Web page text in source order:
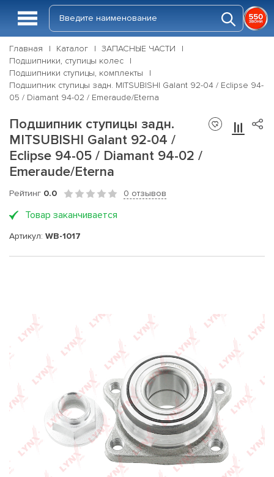
Главная Каталог
ЗАПАСНЫЕ ЧАСТИ
Подшипники, ступицы колес
Подшипники ступицы, комплекты
Подшипник ступицы задн. MITSUBISHI Galant 92-04 / Eclipse 94-
05 / Diamant 94-02 / Emeraude/Eterna
Подшипник ступицы задн.
MITSUBISHI Galant 92-04 /
Eclipse 94-05 / Diamant 94-02 /
Emeraude/Eterna
Рейтинг 0.0 0 отзывов
Товар заканчивается
Артикул: WB-1017